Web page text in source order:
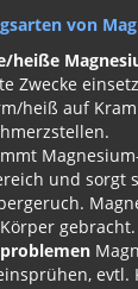
von
heiße
Zwecke
heiß auf
und sorgt
gebracht.
evtl.